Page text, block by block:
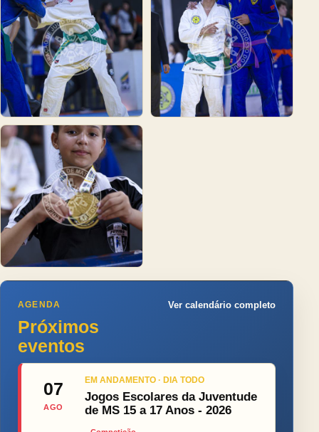
AGENDA
Próximos
eventos
Ver calendário completo
07
AGO
EM ANDAMENTO · DIA TODO
Jogos Escolares da Juventude
de MS 15 a 17 Anos - 2026